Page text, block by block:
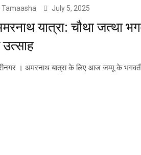
Tamaasha July 5, 2025
यात्रा: चौथा जत्था
। अमरनाथ यात्रा के लिए आज जम्मू के